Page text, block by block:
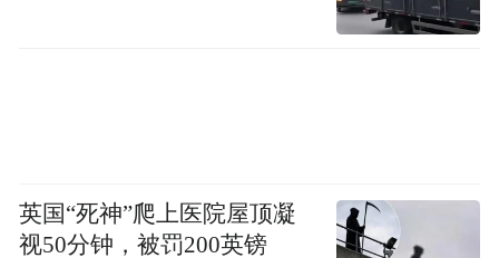
英国“死神”爬上医院屋顶凝
视50分钟，被罚200英镑